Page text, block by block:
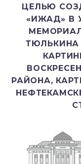
ЦЕЛЬЮ
«ИЖАД» В
ТЮЛЬКИНА
РАЙОНА,